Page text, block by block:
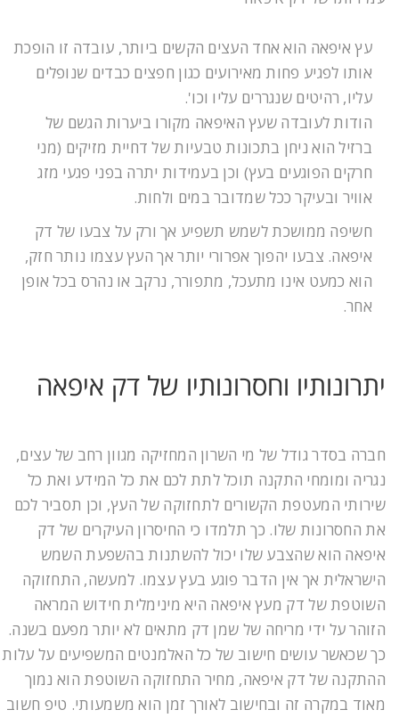
עץ איפאה הוא אחד העצים הקשים ביותר, עובדה זו הופכת
אותו לפגיע פחות מאירועים כגון חפצים כבדים שנופלים
עליו, רהיטים שנגררים עליו וכו'.
הודות לעובדה שעץ האיפאה מקורו ביערות הגשם של
ברזיל הוא ניחן בתכונות טבעיות של דחיית מזיקים (מני
חרקים הפוגעים בעץ) וכן בעמידות יתרה בפני פגעי מזג
אוויר ובעיקר ככל שמדובר במים ולחות.
חשיפה ממושכת לשמש תשפיע אך ורק על צבעו של דק
איפאה. צבעו יהפוך אפרורי יותר אך העץ עצמו נותר חזק,
הוא כמעט אינו מתעכל, מתפורר, נרקב או נהרס בכל אופן
אחר.
יתרונותיו וחסרונותיו של דק איפאה
חברה בסדר גודל של מי השרון המחזיקה מגוון רחב של עצים,
נגריה ומומחי התקנה תוכל לתת לכם את כל המידע ואת כל
שירותי המעטפת הקשורים לתחזוקה של העץ, וכן תסביר לכם
את החסרונות שלו. כך תלמדו כי החיסרון העיקרים של דק
איפאה הוא שהצבע שלו יכול להשתנות בהשפעת השמש
הישראלית אך אין הדבר פוגע בעץ עצמו. למעשה, התחזוקה
השוטפת של דק מעץ איפאה היא מינימלית חידוש המראה
הזוהר על ידי מריחה של שמן דק מתאים לא יותר מפעם בשנה.
כך שכאשר עושים חישוב של כל האלמנטים המשפיעים על עלות
ההתקנה של דק איפאה, מחיר התחזוקה השוטפת הוא נמוך
מאוד במקרה זה ובחישוב לאורך זמן הוא משמעותי. טיפ חשוב